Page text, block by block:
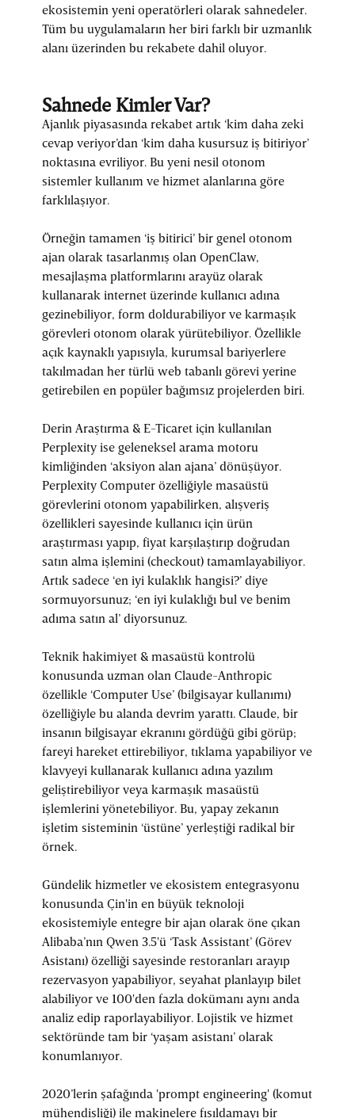
ekosistemin yeni operatörleri olarak sahnedeler.
Tüm bu uygulamaların her biri farklı bir uzmanlık
alanı üzerinden bu rekabete dahil oluyor.
Sahnede Kimler Var?
Ajanlık piyasasında rekabet artık ‘kim daha zeki
cevap veriyor’dan ‘kim daha kusursuz iş bitiriyor’
noktasına evriliyor. Bu yeni nesil otonom
sistemler kullanım ve hizmet alanlarına göre
farklılaşıyor.
Örneğin tamamen ‘iş bitirici’ bir genel otonom
ajan olarak tasarlanmış olan OpenClaw,
mesajlaşma platformlarını arayüz olarak
kullanarak internet üzerinde kullanıcı adına
gezinebiliyor, form doldurabiliyor ve karmaşık
görevleri otonom olarak yürütebiliyor. Özellikle
açık kaynaklı yapısıyla, kurumsal bariyerlere
takılmadan her türlü web tabanlı görevi yerine
getirebilen en popüler bağımsız projelerden biri.
Derin Araştırma & E-Ticaret için kullanılan
Perplexity ise geleneksel arama motoru
kimliğinden ‘aksiyon alan ajana’ dönüşüyor.
Perplexity Computer özelliğiyle masaüstü
görevlerini otonom yapabilirken, alışveriş
özellikleri sayesinde kullanıcı için ürün
araştırması yapıp, fiyat karşılaştırıp doğrudan
satın alma işlemini (checkout) tamamlayabiliyor.
Artık sadece ‘en iyi kulaklık hangisi?’ diye
sormuyorsunuz; ‘en iyi kulaklığı bul ve benim
adıma satın al’ diyorsunuz.
Teknik hakimiyet & masaüstü kontrolü
konusunda uzman olan Claude-Anthropic
özellikle ‘Computer Use’ (bilgisayar kullanımı)
özelliğiyle bu alanda devrim yarattı. Claude, bir
insanın bilgisayar ekranını gördüğü gibi görüp;
fareyi hareket ettirebiliyor, tıklama yapabiliyor ve
klavyeyi kullanarak kullanıcı adına yazılım
geliştirebiliyor veya karmaşık masaüstü
işlemlerini yönetebiliyor. Bu, yapay zekanın
işletim sisteminin ‘üstüne’ yerleştiği radikal bir
örnek.
Gündelik hizmetler ve ekosistem entegrasyonu
konusunda Çin'in en büyük teknoloji
ekosistemiyle entegre bir ajan olarak öne çıkan
Alibaba’nın Qwen 3.5'ü ‘Task Assistant’ (Görev
Asistanı) özelliği sayesinde restoranları arayıp
rezervasyon yapabiliyor, seyahat planlayıp bilet
alabiliyor ve 100'den fazla dokümanı aynı anda
analiz edip raporlayabiliyor. Lojistik ve hizmet
sektöründe tam bir ‘yaşam asistanı’ olarak
konumlanıyor.
2020’lerin şafağında 'prompt engineering' (komut
mühendisliği) ile makinelere fısıldamayı bir